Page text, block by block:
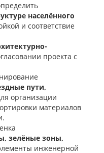
населённого
и соответствие
проекта с
пути,
организации
материалов
зелёные зоны,
инженерной